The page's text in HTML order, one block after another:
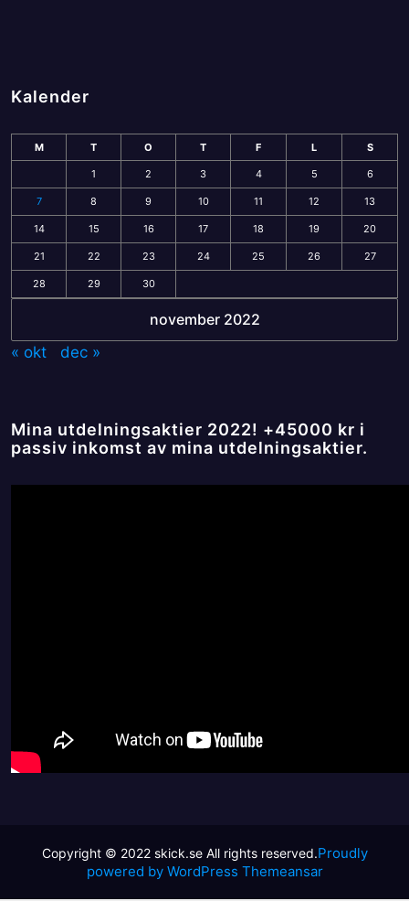
Kalender
november 2022
M T O T F L S
1 2 3 4 5 6
7 8 9 10 11 12 13
14 15 16 17 18 19 20
21 22 23 24 25 26 27
28 29 30
« okt dec »
Mina utdelningsaktier 2022! +45000 kr i
passiv inkomst av mina utdelningsaktier.
Proudly
powered by WordPress Themeansar